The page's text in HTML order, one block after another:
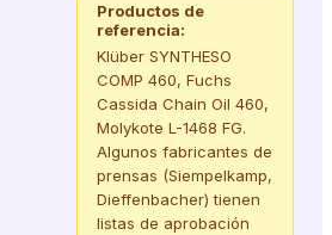
Productos de
referencia:
Klüber SYNTHESO
COMP 460, Fuchs
Cassida Chain Oil 460,
Molykote L-1468 FG.
Algunos fabricantes de
prensas (Siempelkamp,
Dieffenbacher) tienen
listas de aprobación